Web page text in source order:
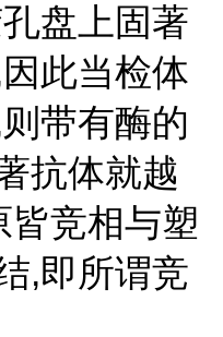
盘上固著
此当检体
带有酶的
抗体就越
皆竞相与塑
,即所谓竞